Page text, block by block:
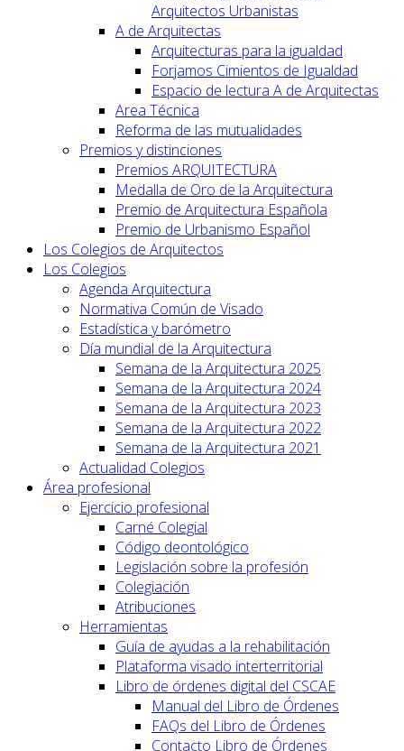
Arquitectos Urbanistas
A de Arquitectas
Arquitecturas para la igualdad
Forjamos Cimientos de Igualdad
Espacio de lectura A de Arquitectas
Area Técnica
Reforma de las mutualidades
Premios y distinciones
Premios ARQUITECTURA
Medalla de Oro de la Arquitectura
Premio de Arquitectura Española
Premio de Urbanismo Español
Los Colegios de Arquitectos
Los Colegios
Agenda Arquitectura
Normativa Común de Visado
Estadística y barómetro
Día mundial de la Arquitectura
Semana de la Arquitectura 2025
Semana de la Arquitectura 2024
Semana de la Arquitectura 2023
Semana de la Arquitectura 2022
Semana de la Arquitectura 2021
Actualidad Colegios
Área profesional
Ejercicio profesional
Carné Colegial
Código deontológico
Legislación sobre la profesión
Colegiación
Atribuciones
Herramientas
Guía de ayudas a la rehabilitación
Plataforma visado interterritorial
Libro de órdenes digital del CSCAE
Manual del Libro de Órdenes
FAQs del Libro de Órdenes
Contacto Libro de Órdenes